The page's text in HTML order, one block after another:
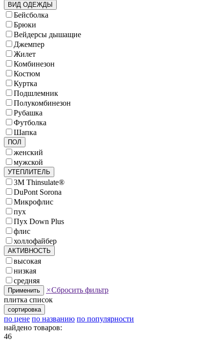
ВИД ОДЕЖДЫ
Бейсболка
Брюки
Вейдерсы дышащие
Джемпер
Жилет
Комбинезон
Костюм
Куртка
Подшлемник
Полукомбинезон
Рубашка
Футболка
Шапка
ПОЛ
женский
мужской
УТЕПЛИТЕЛЬ
3M Thinsulate®
DuPont Sorona
Микрофлис
пух
Пух Down Plus
флис
холлофайбер
АКТИВНОСТЬ
высокая
низкая
средняя
Применить ×Сбросить фильтр
плитка список
сортировка
по цене по названию по популярности
найдено товаров:
46